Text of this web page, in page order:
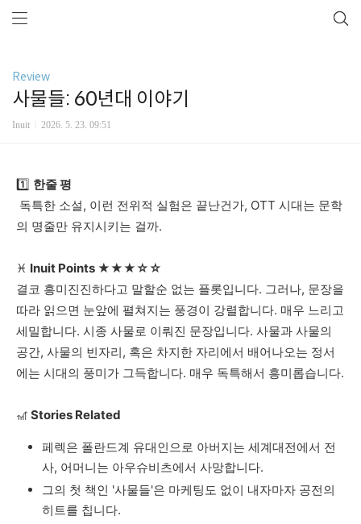
Review
사물들: 60년대 이야기
Inuit 2026. 5. 23. 09:51
1️⃣ 한줄평
독특한 소설, 이런 전위적 실험은 끝난건가, OTT 시대는 문학
의 명줄만 유지시키는 걸까.
♓ Inuit Points ★★★☆☆
결코 흥미진진하다고 말할순 없는 플롯입니다. 그러나, 문장을
따라 읽으면 눈앞에 펼쳐지는 풍경이 강렬합니다. 매우 느리고
세밀합니다. 시종 사물로 이뤄진 문장입니다. 사물과 사물의
공간, 사물의 빈자리, 혹은 차지한 자리에서 배어나오는 정서
에는 시대의 풍미가 그득합니다. 매우 독특해서 흥미롭습니다.
🎢 Stories Related
페렉은 폴란드계 유대인으로 아버지는 세계대전에서 전
사, 어머니는 아우슈비츠에서 사망합니다.
그의 첫 책인 '사물들'은 마케팅도 없이 내자마자 공전의
히트를 칩니다.